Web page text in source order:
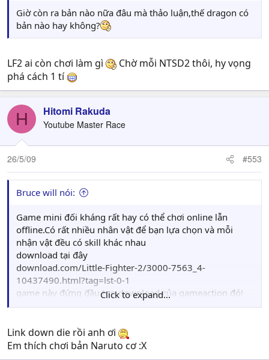
Giờ còn ra bản nào nữa đâu mà thảo luận,thế dragon có
bản nào hay không?
LF2 ai còn chơi làm gì
Chờ mỗi NTSD2 thôi, hy vọng
phá cách 1 tí
H Hitomi Rakuda
Youtube Master Race
26/5/09 #553
Bruce will nói:
Game mini đối kháng rất hay có thể chơi online lẫn
offline.Có rất nhiều nhân vật để bạn lựa chọn và mỗi
nhận vật đều có skill khác nhau
download tại đây
download.com/Little-Fighter-2/3000-7563_4-
10437490.html?tag=lst-0-1
game này đứng đầu top download của gameaction đó!
ko biết có bạn Vn nào chơi ko nhưng chơi online với bọn
Click to expand...
Link down die rồi anh ơi
Em thích chơi bản Naruto cơ :X